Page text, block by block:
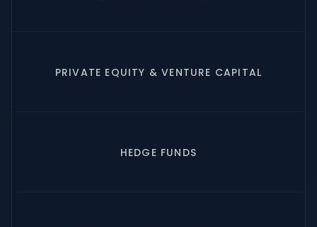
PRIVATE EQUITY & VENTURE CAPITAL
HEDGE FUNDS